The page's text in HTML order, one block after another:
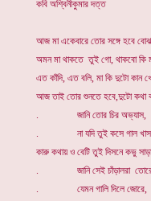
কবি অশ্বিনীকুমার দত্ত
আজ মা একেবারে তোর সঙ্গে হবে
অমন মা থাকতে তুই গো, থাকবো কি
এত কাঁদি, এত বলি, মা কি দুটো কান
আজ তাই তোর শুনতে হবে,দুটো কথা
. জানি তোর চির অভ্যাস,
. না যদি তুই কসে গাল
কারু কথায় ও বেটি তুই দিসনে কভু
. জানি সেই চাঁড়ালরা
. যেমন গালি দিলে জোরে,